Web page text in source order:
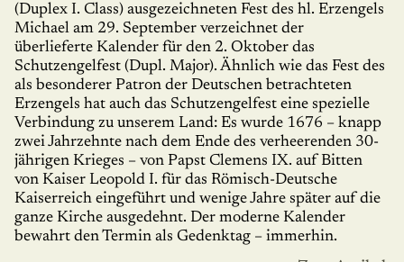
(Duplex I. Class) ausgezeichneten Fest des hl. Erzengels
Michael am 29. September verzeich­net der
überlieferte Kalender für den 2. Oktober das
Schutzengelfest (Dupl. Major). Ähnlich wie das Fest des
als besonderer Patron der Deutschen betrachteten
Erzengels hat auch das Schutzengelfest eine spezielle
Verbindung zu unserem Land: Es wurde 1676 – knapp
zwei Jahrzehnte nach dem Ende des verheerenden 30-
jährigen Krieges – von Papst Clemens IX. auf Bitten
von Kaiser Leopold I. für das Römisch-Deutsche
Kaiserreich eingeführt und wenige Jahre später auf die
ganze Kirche ausgedehnt. Der moderne Kalender
bewahrt den Termin als Gedenktag – immerhin.